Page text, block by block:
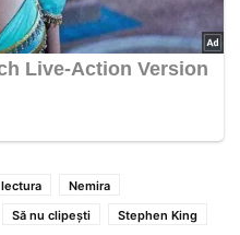
lectura
Nemira
Să nu clipești
Stephen King